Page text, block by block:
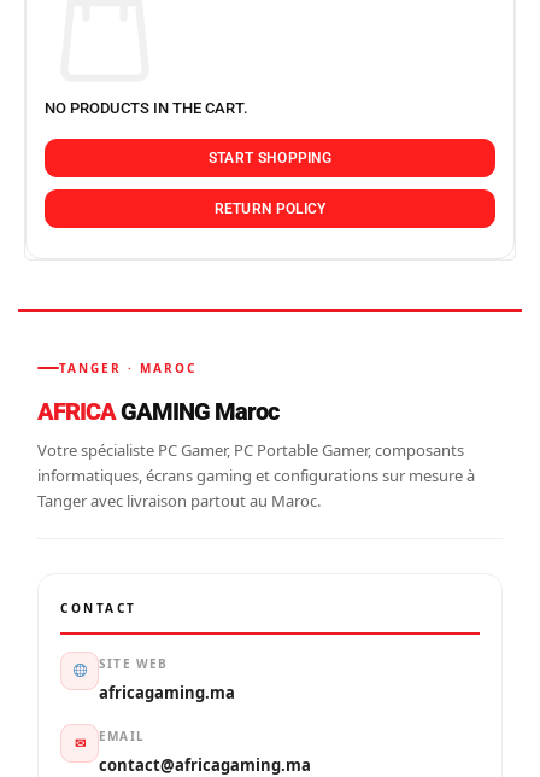
NO PRODUCTS IN THE CART.
START SHOPPING
RETURN POLICY
TANGER · MAROC
AFRICAGAMING Maroc
Votre spécialiste PC Gamer, PC Portable Gamer, composants
informatiques, écrans gaming et configurations sur mesure à
Tanger avec livraison partout au Maroc.
CONTACT
SITE WEB
africagaming.ma
✉ EMAIL
contact@africagaming.ma